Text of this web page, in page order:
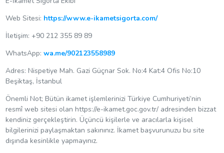
Web Sitesi: https://www.e-ikametsigorta.com/
İletişim: +90 212 355 89 89
WhatsApp: wa.me/902123558989
Adres: Nispetiye Mah. Gazi Güçnar Sok. No:4 Kat:4 Ofis No:10
Beşiktaş, İstanbul
Önemli Not; Bütün ikamet işlemlerinizi Türkiye Cumhuriyeti’nin
resmî web sitesi olan https://e-ikamet.goc.gov.tr/ adresinden bizzat
kendiniz gerçekleştirin. Üçüncü kişilerle ve aracılarla kişisel
bilgilerinizi paylaşmaktan sakınınız. İkamet başvurunuzu bu site
dışında kesinlikle yapmayınız.